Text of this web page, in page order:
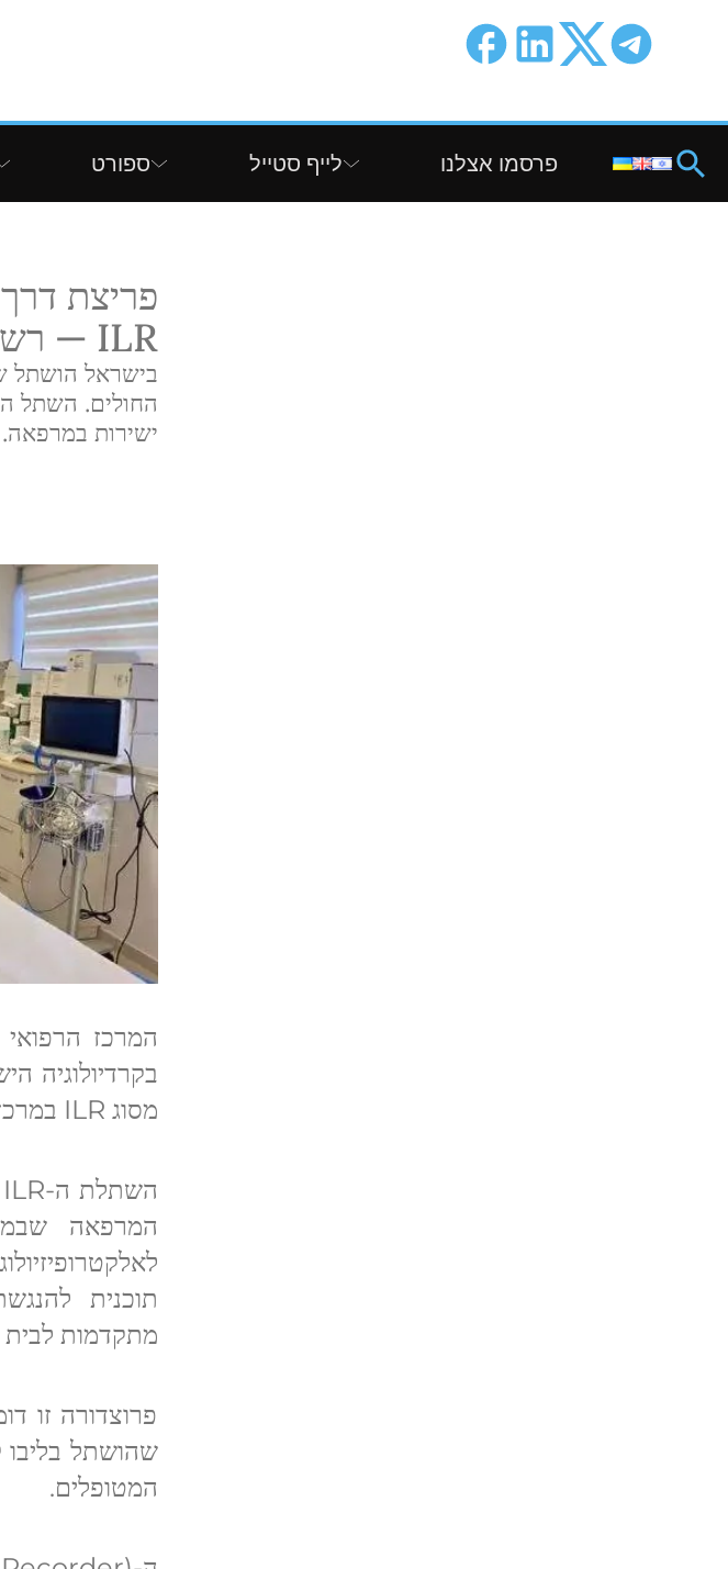
ספורט לייף סטייל פרסמו אצלנו
פריצת
ILR — רשם פעילות לב מיניאטורי
בישראל הושתל
החולים. השתל
ישירות במרפאה.
המרכז
בקרדיולוגיה
מסוג ILR במרכז רפואי קהילתי אמבולטורי – מחוץ למסגרת אשפוז.
תוכנית
מתקדמות
פרוצדורה זו
שהושתל בליבו
המטופלים.